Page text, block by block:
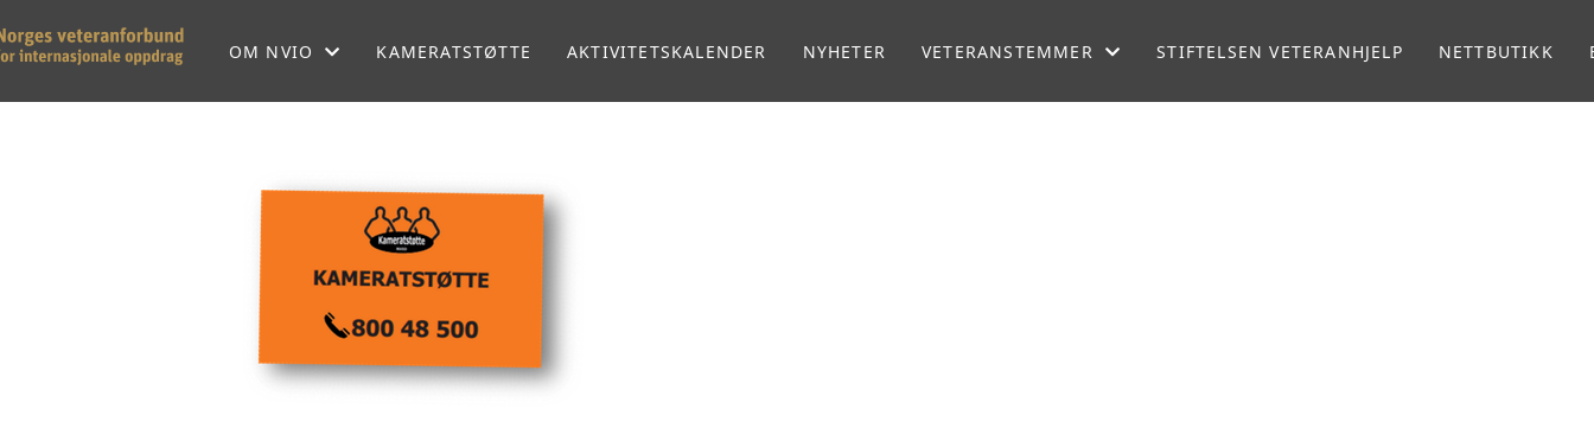
OM NVIO
NVIOS HISTORIE
NVIO MENER
LOKALFORENINGER
SEKRETARIATET
KAMERATSTØTTE AKTIVITETSKALENDER NYHETER VETERANSTEMMER STIFTELSEN VETERANHJELP NETTBUTIKK